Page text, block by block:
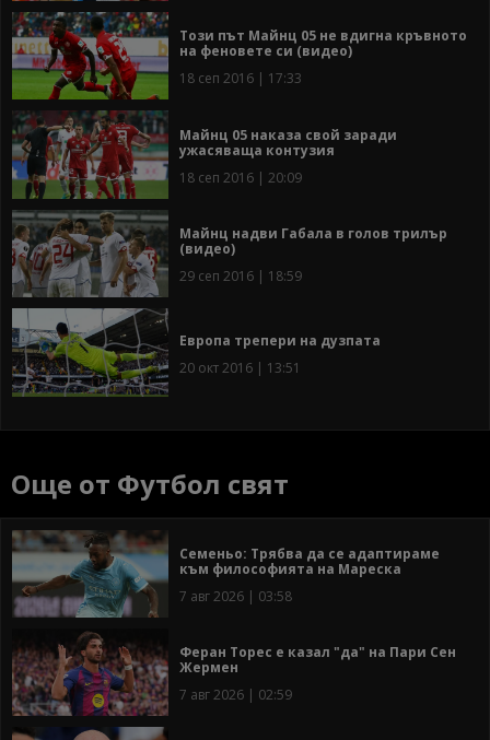
Този път Майнц 05 не вдигна кръвното
на феновете си (видео)
18 сеп 2016 | 17:33
Майнц 05 наказа свой заради
ужасяваща контузия
18 сеп 2016 | 20:09
Майнц надви Габала в голов трилър
(видео)
29 сеп 2016 | 18:59
Европа трепери на дузпата
20 окт 2016 | 13:51
Още от Футбол свят
Семеньо: Трябва да се адаптираме
към философията на Мареска
7 авг 2026 | 03:58
Феран Торес е казал "да" на Пари Сен
Жермен
7 авг 2026 | 02:59